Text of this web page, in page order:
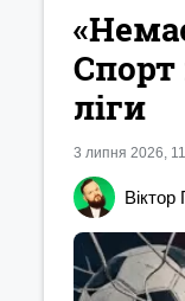
Спорт
ліги
3 липня 2026,
Віктор